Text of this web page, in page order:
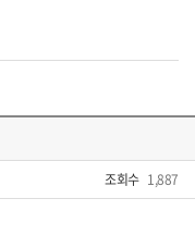
조회수 1,887